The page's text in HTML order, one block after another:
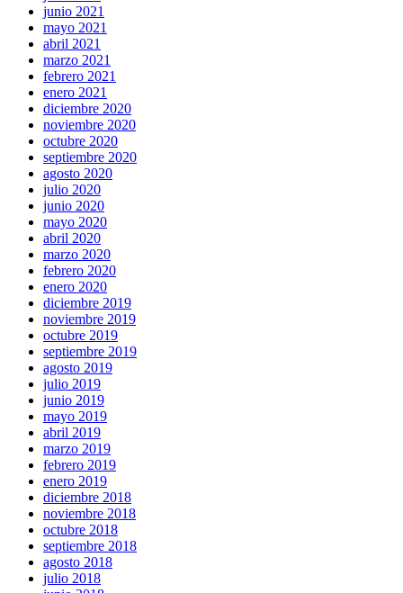
junio 2021
mayo 2021
abril 2021
marzo 2021
febrero 2021
enero 2021
diciembre 2020
noviembre 2020
octubre 2020
septiembre 2020
agosto 2020
julio 2020
junio 2020
mayo 2020
abril 2020
marzo 2020
febrero 2020
enero 2020
diciembre 2019
noviembre 2019
octubre 2019
septiembre 2019
agosto 2019
julio 2019
junio 2019
mayo 2019
abril 2019
marzo 2019
febrero 2019
enero 2019
diciembre 2018
noviembre 2018
octubre 2018
septiembre 2018
agosto 2018
julio 2018